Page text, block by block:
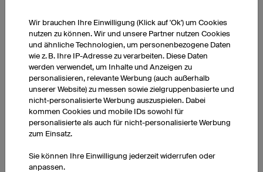
Wir brauchen Ihre Einwilligung (Klick auf 'Ok') um Cookies
nutzen zu können. Wir und unsere Partner nutzen Cookies
und ähnliche Technologien, um personenbezogene Daten
wie z. B. Ihre IP-Adresse zu verarbeiten. Diese Daten
werden verwendet, um Inhalte und Anzeigen zu
personalisieren, relevante Werbung (auch außerhalb
unserer Website) zu messen sowie zielgruppenbasierte und
nicht-personalisierte Werbung auszuspielen. Dabei
kommen Cookies und mobile IDs sowohl für
personalisierte als auch für nicht-personalisierte Werbung
zum Einsatz.
Sie können Ihre Einwilligung jederzeit widerrufen oder
anpassen.